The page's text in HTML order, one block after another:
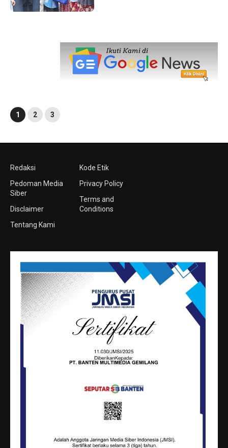
1 2 3
Redaksi
Pedoman Media
Siber
Disclaimer
Tentang Kami
Kode Etik
Privacy Policy
Terms and
Conditions